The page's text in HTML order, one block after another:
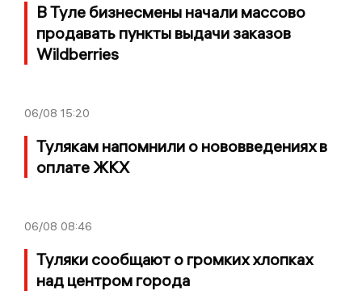
В Туле бизнесмены начали массово
продавать пункты выдачи заказов
Wildberries
06/08 15:20
Тулякам напомнили о нововведениях в
оплате ЖКХ
06/08 08:46
Туляки сообщают о громких хлопках
над центром города